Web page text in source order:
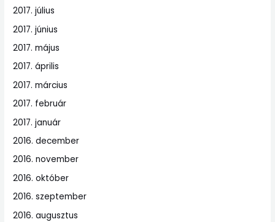
2017. július
2017. június
2017. május
2017. április
2017. március
2017. február
2017. január
2016. december
2016. november
2016. október
2016. szeptember
2016. augusztus